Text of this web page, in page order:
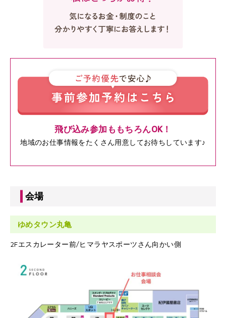
飛び込み参加ももちろんOK！
地域のお仕事情報をたくさん用意してお待ちしています♪
会場
ゆめタウン丸亀
2Fエスカレーター前/ヒマラヤスポーツさん向かい側